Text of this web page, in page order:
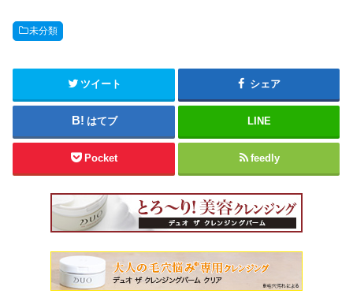
未分類
ツイート シェア
はてブ LINE
Pocket feedly